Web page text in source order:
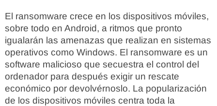
El ransomware crece en los dispositivos móviles,
sobre todo en Android, a ritmos que pronto
igualarán las amenazas que realizan en sistemas
operativos como Windows. El ransomware es un
software malicioso que secuestra el control del
ordenador para después exigir un rescate
económico por devolvérnoslo. La popularización
de los dispositivos móviles centra toda la